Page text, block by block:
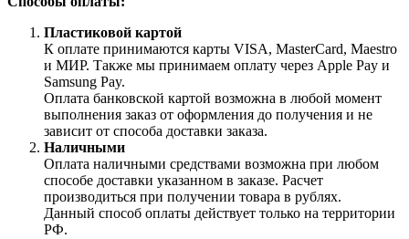
Пластиковой картой
К оплате принимаются карты VISA, MasterCard, Maestro
и МИР. Также мы принимаем оплату через Apple Pay и
Samsung Pay.
Оплата банковской картой возможна в любой момент
выполнения заказ от оформления до получения и не
зависит от способа доставки заказа.
Наличными
Оплата наличными средствами возможна при любом
способе доставки указанном в заказе. Расчет
производиться при получении товара в рублях.
Данный способ оплаты действует только на территории
РФ.